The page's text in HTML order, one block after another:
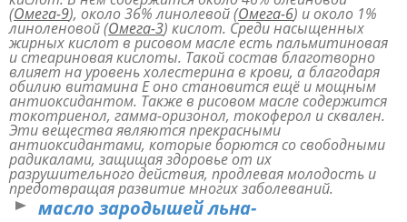
(Омега-9), около 36% линолевой (Омега-6) и около 1%
линоленовой (Омега-3) кислот. Среди насыщенных
жирных кислот в рисовом масле есть пальмитиновая
и стеариновая кислоты. Такой состав благотворно
влияет на уровень холестерина в крови, а благодаря
обилию витамина Е оно становится ещё и мощным
антиоксидантом. Также в рисовом масле содержится
токотриенол, гамма-оризонол, токоферол и сквален.
Эти вещества являются прекрасными
антиоксидантами, которые борются со свободными
радикалами, защищая здоровье от их
разрушительного действия, продлевая молодость и
предотвращая развитие многих заболеваний.
масло зародышей льна-